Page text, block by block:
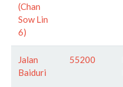
(Chan
Sow Lin
6)
Jalan
Baiduri
55200